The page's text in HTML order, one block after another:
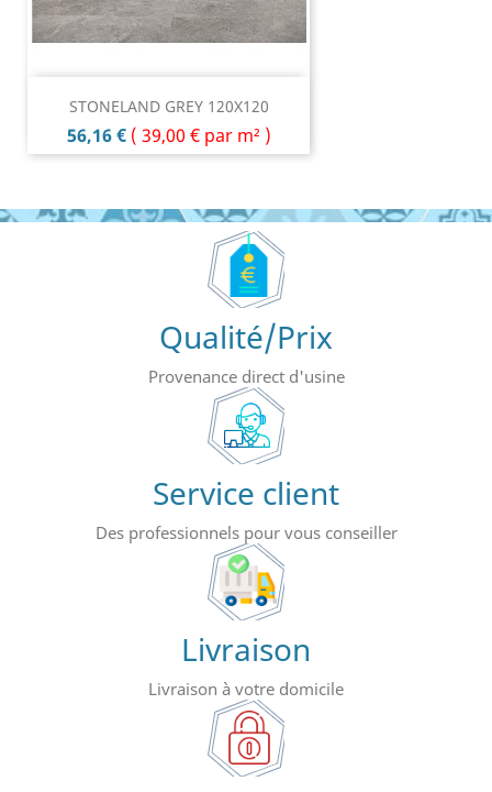
STONELAND GREY 120X120
Prix
56,16 € ( 39,00 € par m² )
Qualité/Prix
Provenance direct d'usine
Service client
Des professionnels pour vous conseiller
Livraison
Livraison à votre domicile